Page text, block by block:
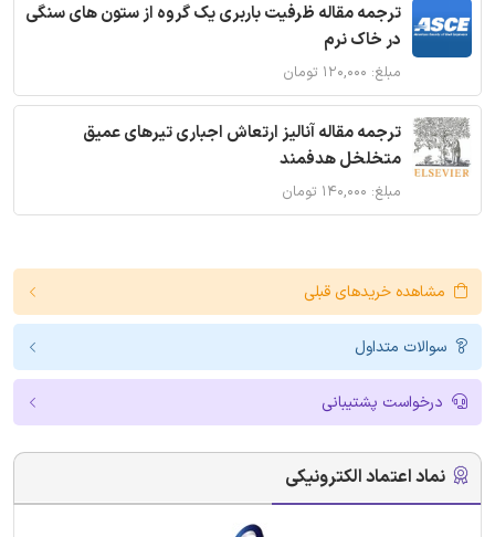
ترجمه مقاله ظرفیت باربری یک گروه از ستون های سنگی
در خاک نرم
مبلغ: ۱۲۰,۰۰۰ تومان
ترجمه مقاله آنالیز ارتعاش اجباری تیرهای عمیق
متخلخل هدفمند
مبلغ: ۱۴۰,۰۰۰ تومان
مشاهده خریدهای قبلی
سوالات متداول
درخواست پشتیبانی
نماد اعتماد الکترونیکی